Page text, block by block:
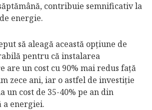
contribuie semnificativ la
energie.
să aleagă acea­stă opţiune de
pentru că instalarea
are un cost cu 90% mai redus faţă
zece ani, iar o astfel de investiţie
un cost de 35-40% pe an din
a energiei.